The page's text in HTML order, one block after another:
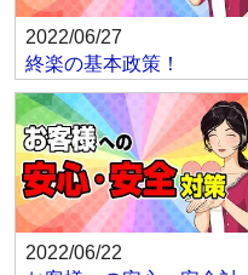
2022/06/27
終楽の基本政策！
2022/06/22